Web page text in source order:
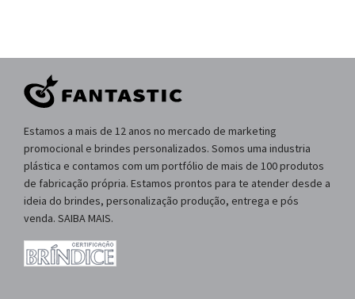
Estamos a mais de 12 anos no mercado de marketing
promocional e brindes personalizados. Somos uma industria
plástica e contamos com um portfólio de mais de 100 produtos
de fabricação própria. Estamos prontos para te atender desde a
ideia do brindes, personalização produção, entrega e pós
venda. SAIBA MAIS.